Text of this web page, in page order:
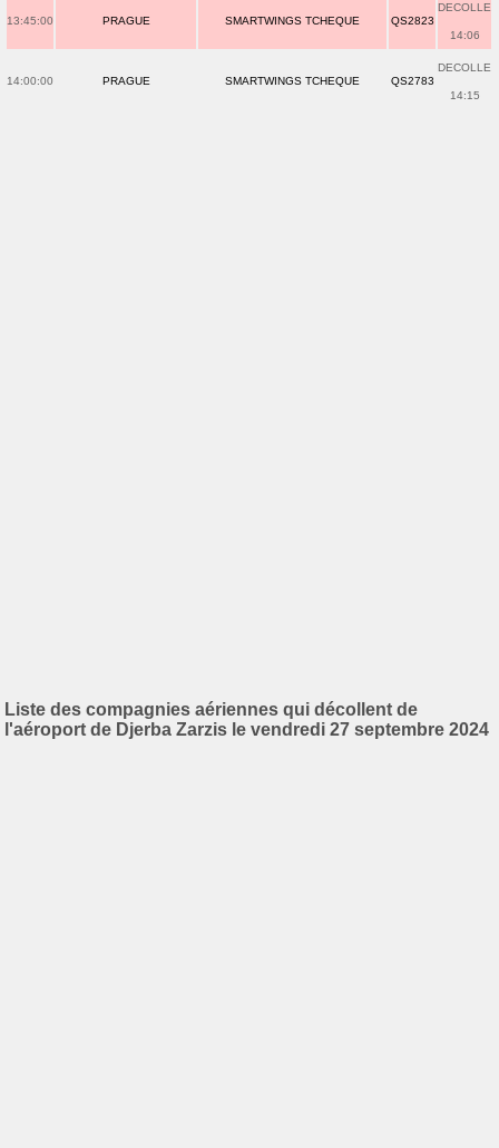
13:45:00 PRAGUE SMARTWINGS TCHEQUE QS2823
DECOLLE
14:06
14:00:00 PRAGUE SMARTWINGS TCHEQUE QS2783
DECOLLE
14:15
Liste des compagnies aériennes qui décollent de
l'aéroport de Djerba Zarzis le vendredi 27 septembre 2024